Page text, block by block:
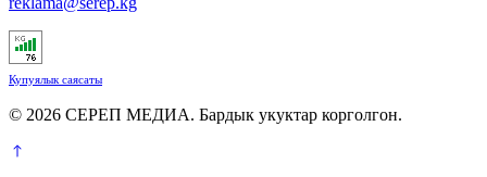
Купуялык саясаты
© 2026 СЕРЕП МЕДИА. Бардык укуктар корголгон.